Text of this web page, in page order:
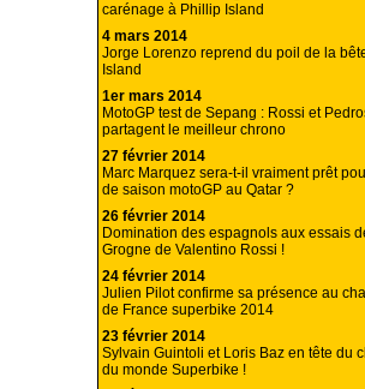
carénage à Phillip Island
4 mars 2014
Jorge Lorenzo reprend du poil de la
Island
1er mars 2014
MotoGP test de Sepang : Rossi et
partagent le meilleur chrono
27 février 2014
Marc Marquez sera-t-il vraiment prêt
de saison motoGP au Qatar ?
26 février 2014
Domination des espagnols aux essais
Grogne de Valentino Rossi !
24 février 2014
Julien Pilot confirme sa présence au
de France superbike 2014
23 février 2014
Sylvain Guintoli et Loris Baz en tête du
du monde Superbike !